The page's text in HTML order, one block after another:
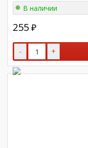
В наличии
255 ₽
- +